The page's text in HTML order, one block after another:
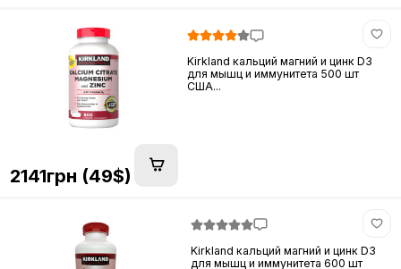
Kirkland кальций магний и цинк D3
для мышц и иммунитета 500 шт
США...
2141грн (49$)
Kirkland кальций магний и цинк D3
для мышц и иммунитета 600 шт